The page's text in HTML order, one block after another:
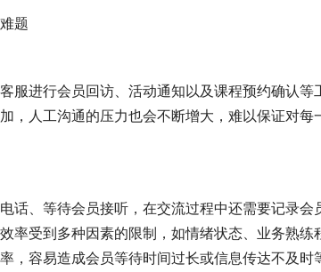
题
服进行会员回访、活动通知以及课程预约确认等
，人工沟通的压力也会不断增大，难以保证对每
话、等待会员接听，在交流过程中还需要记录会
率受到多种因素的限制，如情绪状态、业务熟练
，容易造成会员等待时间过长或信息传达不及时